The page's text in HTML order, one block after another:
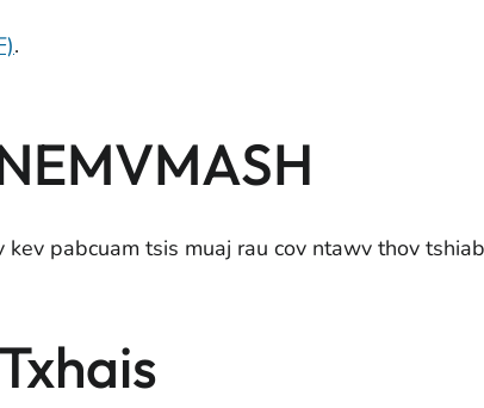
.
kev pabcuam tsis muaj rau cov ntawv thov